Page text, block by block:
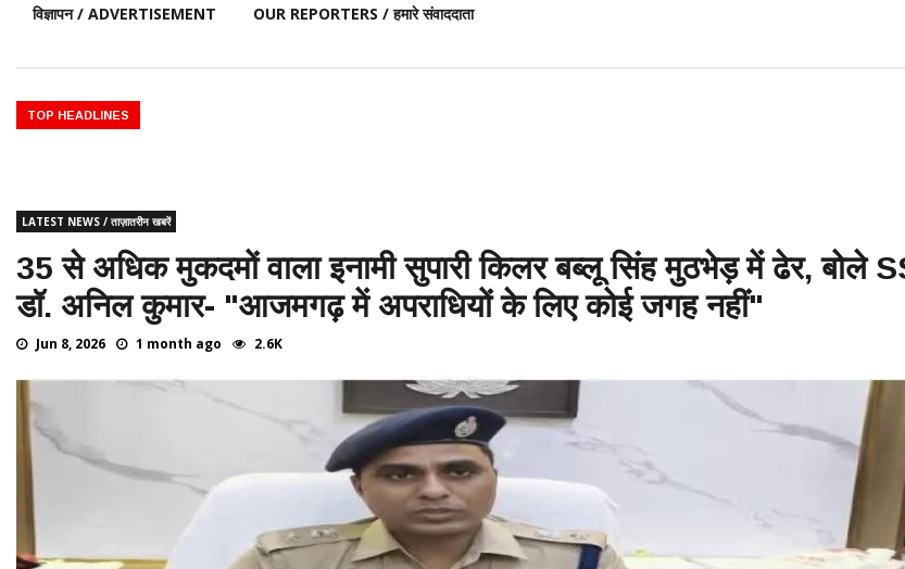
विज्ञापन / ADVERTISEMENT OUR REPORTERS / हमारे संवाददाता
TOP HEADLINES
♦️ ईसा पूर्व 332 – मिस्र पर सिकंदर का अधिकार ♦️ईसा पूर्व 323 – बाबिलोन में सिकंदर महान की मृत्यु ♦️ईसा पूर्व 214 – चीन की
पिरामिड्स (मिस्र) का निर्माण ♦️ईसा पूर्व 776 – ग्रीस में प्रथम ओलंपिक खेल आयोजित ♦️ईसा पूर्व 753 – रोम नगर की स्थापना ♦️ईसा पूर्व 490 –
LATEST NEWS / ताज़ातरीन खबरें
35 से अधिक मुकदमों वाला इनामी सुपारी किलर बब्लू सिंह मुठभेड़ में ढेर, बोले
डॉ. अनिल कुमार- "आजमगढ़ में अपराधियों के लिए कोई जगह नहीं"
Jun 8, 2026 1 month ago 2.6K